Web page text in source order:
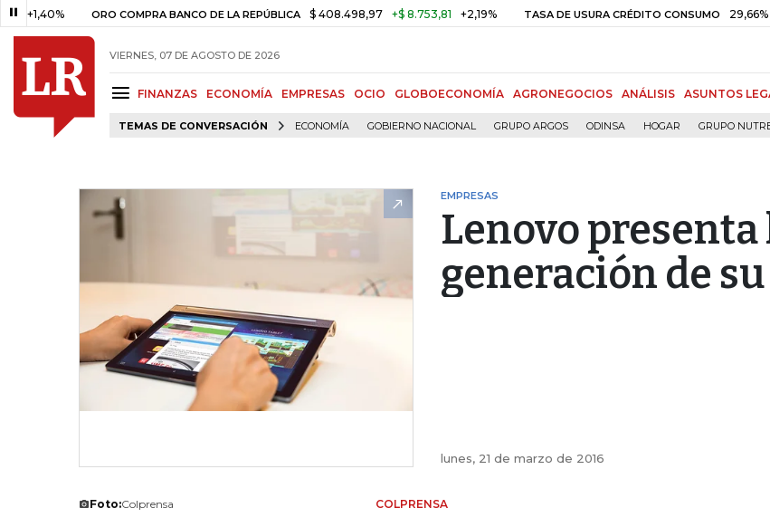
ORO COMPRA BANCO DE LA REPÚBLICA $ 408.498,97 +$ 8.753,81 +2,19% TASA DE USURA CRÉDITO CONSUMO 29,66% +0,87%
VIERNES, 07 DE AGOSTO DE 2026
FINANZAS ECONOMÍA EMPRESAS OCIO GLOBOECONOMÍA AGRONEGOCIOS ANÁLISIS ASUNTOS
TEMAS DE CONVERSACIÓN ECONOMÍA GOBIERNO NACIONAL GRUPO ARGOS ODINSA HOGAR GRUPO
EMPRESAS
Lenovo
generación de su
lunes, 21 de marzo de 2016
Foto:Colprensa COLPRENSA